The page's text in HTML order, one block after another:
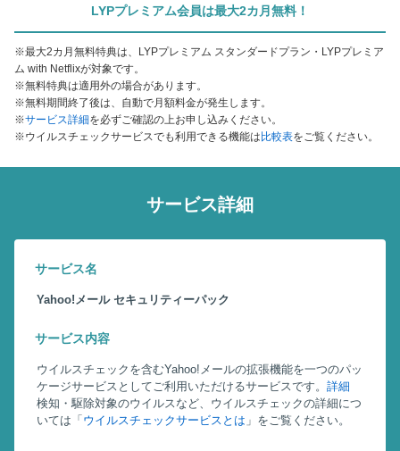
LYPプレミアム会員は最大2カ月無料！
※最大2カ月無料特典は、LYPプレミアム スタンダードプラン・LYPプレミア
ム with Netflixが対象です。
※無料特典は適用外の場合があります。
※無料期間終了後は、自動で月額料金が発生します。
※サービス詳細を必ずご確認の上お申し込みください。
※ウイルスチェックサービスでも利用できる機能は 比較表をご覧ください。
サービス詳細
サービス名
Yahoo!メール セキュリティーパック
サービス内容
ウイルスチェックを含むYahoo!メールの拡張機能を一つのパッ
ケージサービスとしてご利用いただけるサービスです。 詳細
検知・駆除対象のウイルスなど、ウイルスチェックの詳細につ
いては「 ウイルスチェックサービスとは 」をご覧ください。